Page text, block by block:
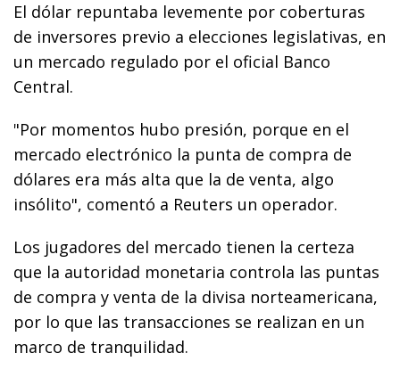
El dólar repuntaba levemente por coberturas
de inversores previo a elecciones legislativas, en
un mercado regulado por el oficial Banco
Central.
"Por momentos hubo presión, porque en el
mercado electrónico la punta de compra de
dólares era más alta que la de venta, algo
insólito", comentó a Reuters un operador.
Los jugadores del mercado tienen la certeza
que la autoridad monetaria controla las puntas
de compra y venta de la divisa norteamericana,
por lo que las transacciones se realizan en un
marco de tranquilidad.